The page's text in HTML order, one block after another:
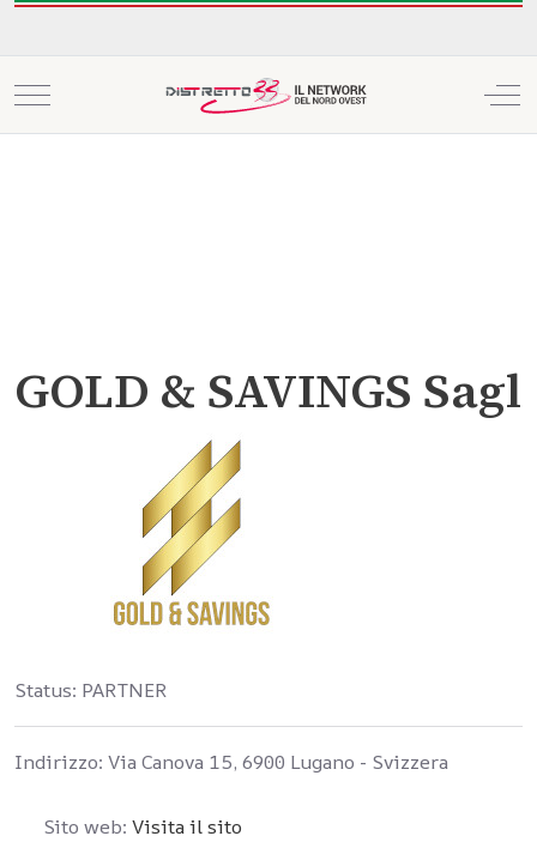
Mobile Menu Toggle
GOLD & SAVINGS Sagl
Status: PARTNER
Indirizzo: Via Canova 15, 6900 Lugano - Svizzera
Sito web: Visita il sito